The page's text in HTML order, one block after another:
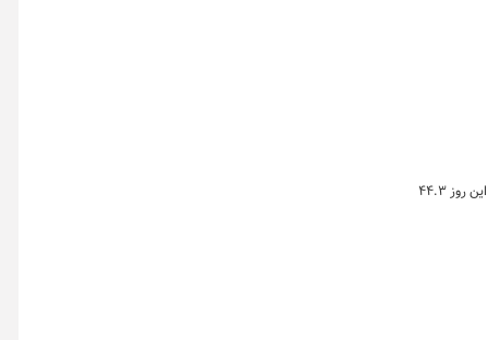
خلاصه معاملات بازار زعفران در روز سه‌شنبه ۶ مرداد ماه ۱۴۰۵ نشان می دهد که ارزش معاملات طلای سرخ در بازار گواهی و صندوق زعفران بورس کالا در این روز ۴۴.۳